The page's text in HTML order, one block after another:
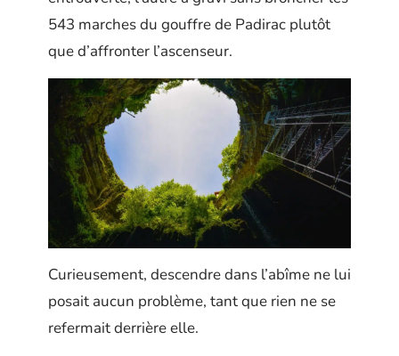
543 marches du gouffre de Padirac plutôt
que d’affronter l’ascenseur.
Curieusement, descendre dans l’abîme ne lui
posait aucun problème, tant que rien ne se
refermait derrière elle.